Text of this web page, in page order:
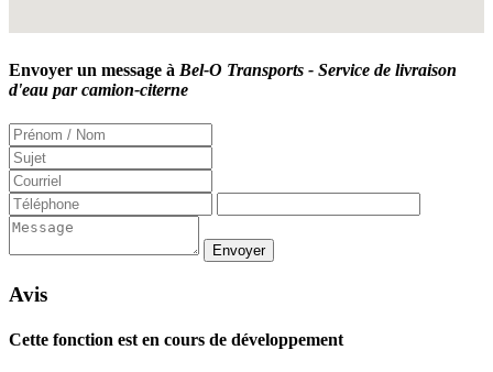
Envoyer un message à Bel-O Transports - Service de livraison
d'eau par camion-citerne
Avis
Cette fonction est en cours de développement